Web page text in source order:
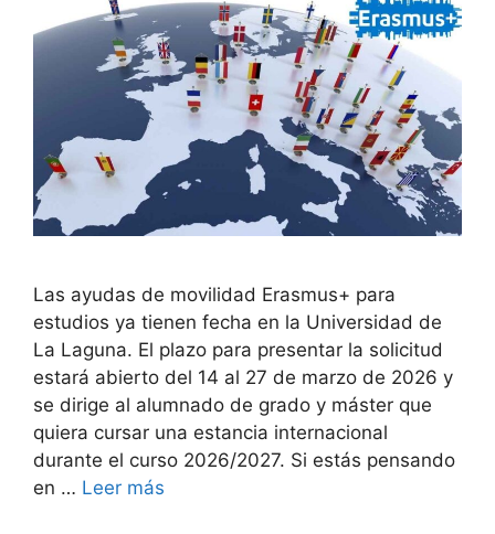
Las ayudas de movilidad Erasmus+ para
estudios ya tienen fecha en la Universidad de
La Laguna. El plazo para presentar la solicitud
estará abierto del 14 al 27 de marzo de 2026 y
se dirige al alumnado de grado y máster que
quiera cursar una estancia internacional
durante el curso 2026/2027. Si estás pensando
en … Leer más